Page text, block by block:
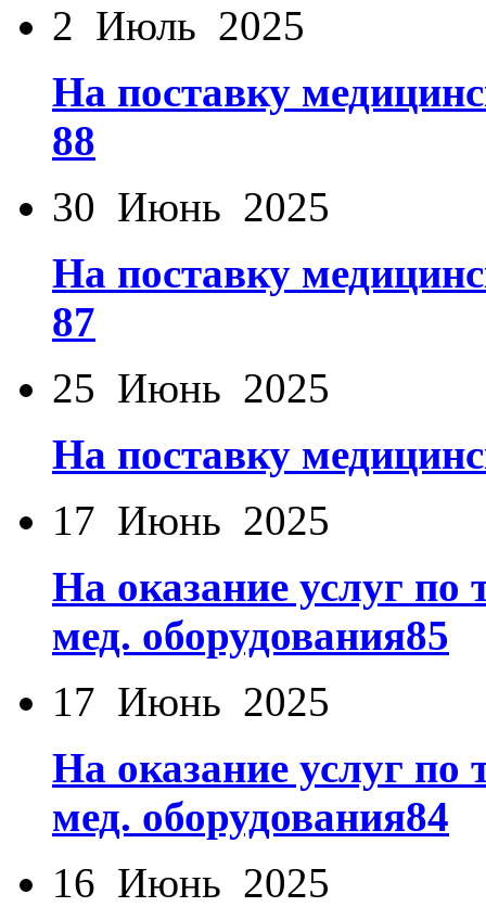
2 Июль 2025
На поставку
88
30 Июнь 2025
На поставку
87
25 Июнь 2025
На поставку
17 Июнь 2025
На оказание услуг
мед. оборудования85
17 Июнь 2025
На оказание услуг
мед. оборудования84
16 Июнь 2025